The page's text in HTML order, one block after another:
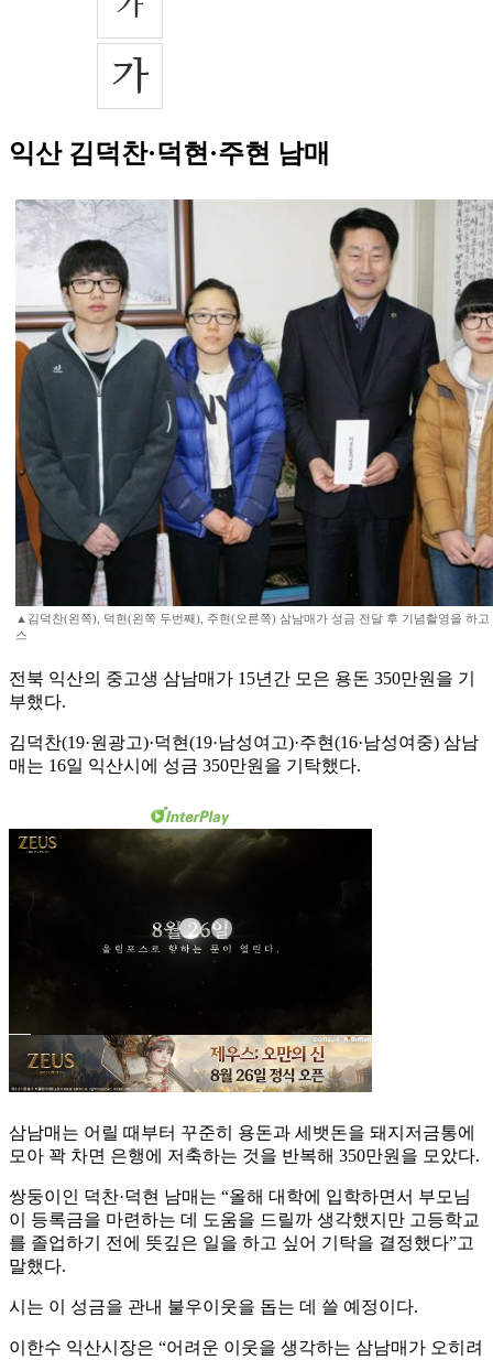
익산 김덕찬·덕현·주현 남매
▲김덕찬(왼쪽), 덕현(왼쪽 두번째), 주현(오른쪽) 삼남매가 성금 전달 후 기념촬영을 하고
스
전북 익산의 중고생 삼남매가 15년간 모은 용돈 350만원을 기
부했다.
김덕찬(19·원광고)·덕현(19·남성여고)·주현(16·남성여중) 삼남
매는 16일 익산시에 성금 350만원을 기탁했다.
삼남매는 어릴 때부터 꾸준히 용돈과 세뱃돈을 돼지저금통에
모아 꽉 차면 은행에 저축하는 것을 반복해 350만원을 모았다.
쌍둥이인 덕찬·덕현 남매는 “올해 대학에 입학하면서 부모님
이 등록금을 마련하는 데 도움을 드릴까 생각했지만 고등학교
를 졸업하기 전에 뜻깊은 일을 하고 싶어 기탁을 결정했다”고
말했다.
시는 이 성금을 관내 불우이웃을 돕는 데 쓸 예정이다.
이한수 익산시장은 “어려운 이웃을 생각하는 삼남매가 오히려